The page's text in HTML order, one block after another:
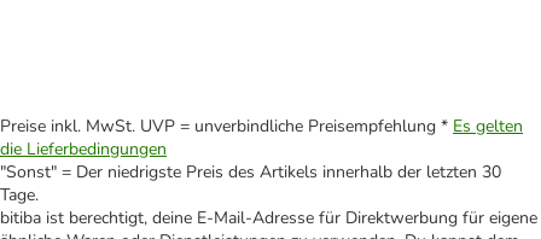
Preise inkl. MwSt. UVP = unverbindliche Preisempfehlung * Es gelten
die Lieferbedingungen
"Sonst" = Der niedrigste Preis des Artikels innerhalb der letzten 30
Tage.
bitiba ist berechtigt, deine E-Mail-Adresse für Direktwerbung für eigene